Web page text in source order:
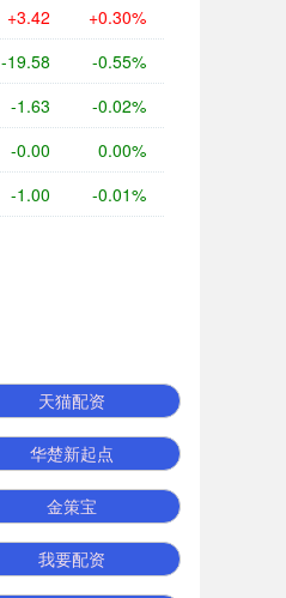
+3.42 +0.30%
-19.58 -0.55%
-1.63 -0.02%
-0.00 0.00%
-1.00 -0.01%
天猫配资
华楚新起点
金策宝
我要配资